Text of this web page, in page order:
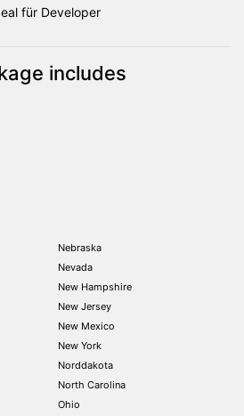
für Developer
includes
Nebraska
Nevada
New Hampshire
New Jersey
New Mexico
New York
Norddakota
North Carolina
Ohio